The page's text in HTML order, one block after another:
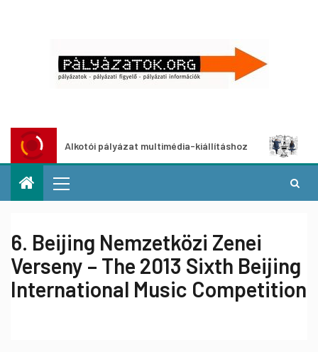
Alkotói pályázat multimédia-kiállításhoz Pályázat
6. Beijing Nemzetközi Zenei
Verseny – The 2013 Sixth Beijing
International Music Competition